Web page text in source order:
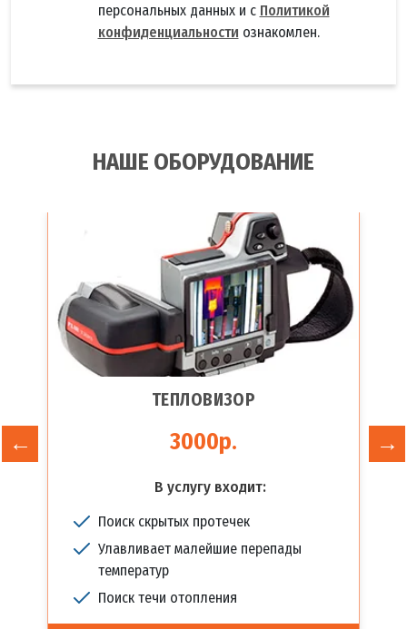
персональных данных и с Политикой
конфиденциальности ознакомлен.
НАШЕ ОБОРУДОВАНИЕ
ТЕПЛОВИЗОР
3000р.
В услугу входит:
Поиск скрытых протечек
Улавливает малейшие перепады
температур
Поиск течи отопления